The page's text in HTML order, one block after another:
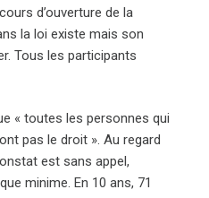
d’ouverture de la
la loi existe mais son
Tous les participants
« toutes les personnes qui
pas le droit ». Au regard
est sans appel,
minime. En 10 ans, 71